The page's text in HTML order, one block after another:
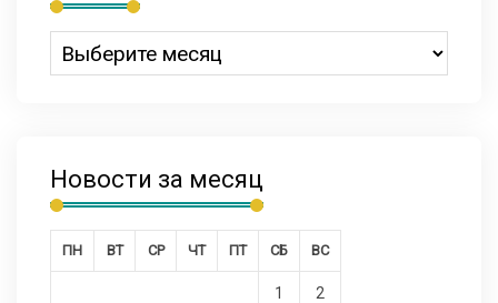
Новости за месяц
ПН ВТ СР ЧТ ПТ СБ ВС
1 2